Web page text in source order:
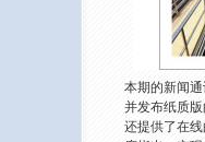
本期的新闻通
并发布纸质版
还提供了在